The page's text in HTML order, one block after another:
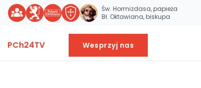
Św. Hormizdasa, papieża
Bł. Oktawiana, biskupa
PCh24TV Wesprzyj nas